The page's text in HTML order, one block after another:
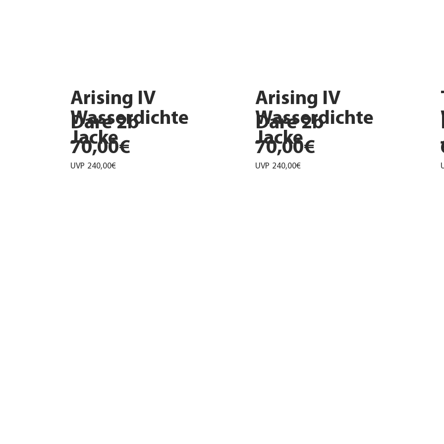
Arising IV
Wasserdichte
Jacke
Dare 2b
70,00€
UVP 240,00€
Arising IV
Wasserdichte
Jacke
Dare 2b
70,00€
UVP 240,00€